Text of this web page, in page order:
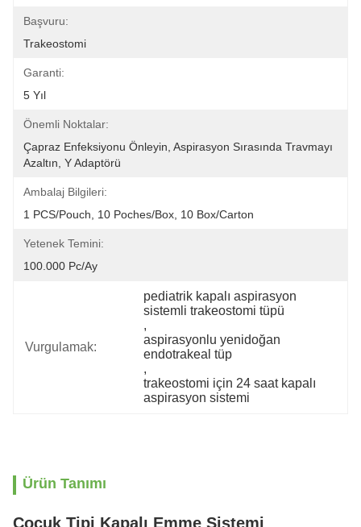
Başvuru:
Trakeostomi
Garanti:
5 Yıl
Önemli Noktalar:
Çapraz Enfeksiyonu Önleyin, Aspirasyon Sırasında Travmayı
Azaltın, Y Adaptörü
Ambalaj Bilgileri:
1 PCS/Pouch, 10 Poches/Box, 10 Box/Carton
Yetenek Temini:
100.000 Pc/ay
Vurgulamak:
pediatrik kapalı aspirasyon
sistemli trakeostomi tüpü
,
aspirasyonlu yenidoğan
endotrakeal tüp
,
trakeostomi için 24 saat kapalı
aspirasyon sistemi
Ürün Tanımı
Çocuk Tipi Kapalı Emme Sistemi